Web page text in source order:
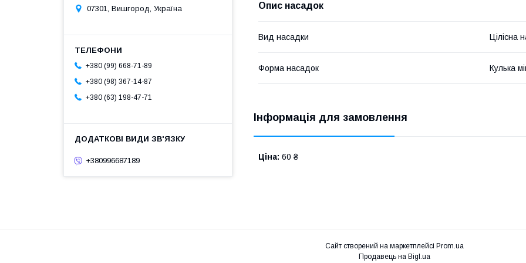
Опис насадок
Вид насадки Цілісна
Форма насадок Кулька
Інформація для замовлення
Ціна: 60 ₴
07301, Вишгород, Україна
+380 (99) 668-71-89
+380 (98) 367-14-87
+380 (63) 198-47-71
+380996687189
Сайт створений на маркетплейсі Prom.ua
Продавець на Bigl.ua